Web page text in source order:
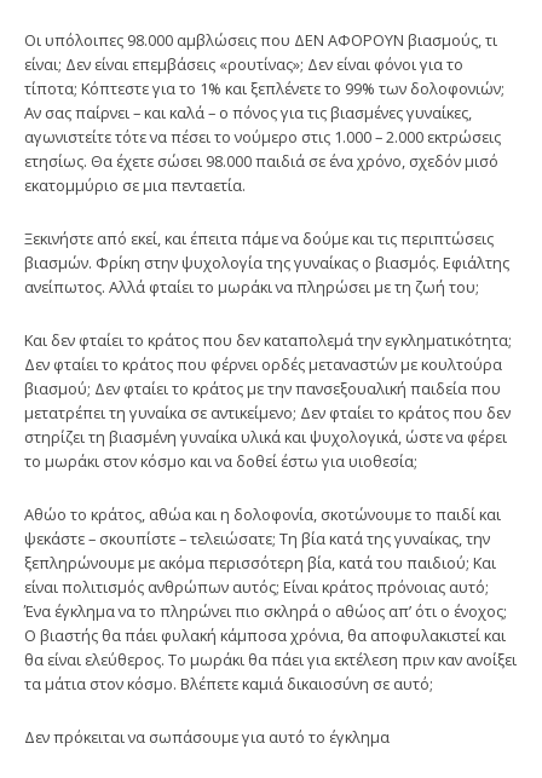
Οι υπόλοιπες 98.000 αμβλώσεις που ΔΕΝ ΑΦΟΡΟΥΝ βιασμούς, τι
είναι; Δεν είναι επεμβάσεις «ρουτίνας»; Δεν είναι φόνοι για το
τίποτα; Κόπτεστε για το 1% και ξεπλένετε το 99% των δολοφονιών;
Αν σας παίρνει – και καλά – ο πόνος για τις βιασμένες γυναίκες,
αγωνιστείτε τότε να πέσει το νούμερο στις 1.000 – 2.000 εκτρώσεις
ετησίως. Θα έχετε σώσει 98.000 παιδιά σε ένα χρόνο, σχεδόν μισό
εκατομμύριο σε μια πενταετία.
Ξεκινήστε από εκεί, και έπειτα πάμε να δούμε και τις περιπτώσεις
βιασμών. Φρίκη στην ψυχολογία της γυναίκας ο βιασμός. Εφιάλτης
ανείπωτος. Αλλά φταίει το μωράκι να πληρώσει με τη ζωή του;
Και δεν φταίει το κράτος που δεν καταπολεμά την εγκληματικότητα;
Δεν φταίει το κράτος που φέρνει ορδές μεταναστών με κουλτούρα
βιασμού; Δεν φταίει το κράτος με την πανσεξουαλική παιδεία που
μετατρέπει τη γυναίκα σε αντικείμενο; Δεν φταίει το κράτος που δεν
στηρίζει τη βιασμένη γυναίκα υλικά και ψυχολογικά, ώστε να φέρει
το μωράκι στον κόσμο και να δοθεί έστω για υιοθεσία;
Αθώο το κράτος, αθώα και η δολοφονία, σκοτώνουμε το παιδί και
ψεκάστε – σκουπίστε – τελειώσατε; Τη βία κατά της γυναίκας, την
ξεπληρώνουμε με ακόμα περισσότερη βία, κατά του παιδιού; Και
είναι πολιτισμός ανθρώπων αυτός; Είναι κράτος πρόνοιας αυτό;
Ένα έγκλημα να το πληρώνει πιο σκληρά ο αθώος απ’ ότι ο ένοχος;
Ο βιαστής θα πάει φυλακή κάμποσα χρόνια, θα αποφυλακιστεί και
θα είναι ελεύθερος. Το μωράκι θα πάει για εκτέλεση πριν καν ανοίξει
τα μάτια στον κόσμο. Βλέπετε καμιά δικαιοσύνη σε αυτό;
Δεν πρόκειται να σωπάσουμε για αυτό το έγκλημα